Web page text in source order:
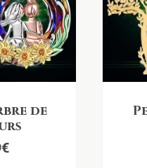
de
€